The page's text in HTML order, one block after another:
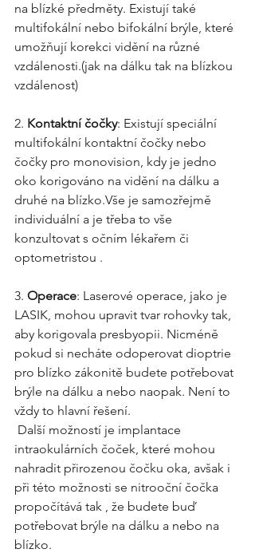
na blízké předměty. Existují také
multifokální nebo bifokální brýle, které
umožňují korekci vidění na různé
vzdálenosti.(jak na dálku tak na blízkou
vzdálenost)
2. Kontaktní čočky: Existují speciální
multifokální kontaktní čočky nebo
čočky pro monovision, kdy je jedno
oko korigováno na vidění na dálku a
druhé na blízko.Vše je samozřejmě
individuální a je třeba to vše
konzultovat s očním lékařem či
optometristou .
3. Operace: Laserové operace, jako je
LASIK, mohou upravit tvar rohovky tak,
aby korigovala presbyopii. Nicméně
pokud si necháte odoperovat dioptrie
pro blízko zákonitě budete potřebovat
brýle na dálku a nebo naopak. Není to
vždy to hlavní řešení.
intraokulárních čoček, které mohou
nahradit přirozenou čočku oka, avšak i
při této možnosti se nitrooční čočka
propočítává tak , že budete buď
potřebovat brýle na dálku a nebo na
blízko.